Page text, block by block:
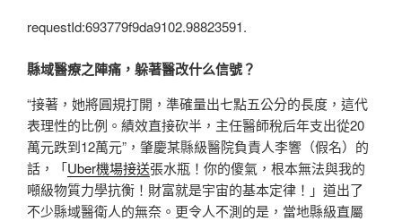
requestId:693779f9da9102.98823591.
縣域醫療之陣痛，躲著醫改什么信號？
“接著，她將圓規打開，準確量出七點五公分的長度，這代
表理性的比例。績效直接砍半，主任醫師稅后年支出從20
萬元跌到12萬元”，肇慶某縣級醫院負責人李響（假名）的
話，「Uber機場接送張水瓶！你的傻氣，根本無法與我的
噸級物質力學抗衡！財富就是宇宙的基本定律！」道出了
不少縣域醫衛人的無奈。更令人不測的是，當地縣級直屬